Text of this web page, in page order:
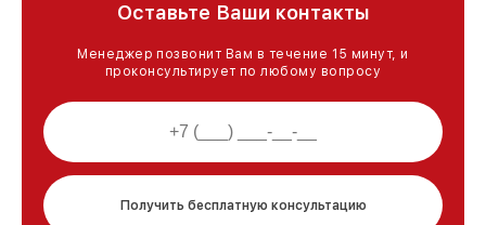
Оставьте Ваши контакты
Менеджер позвонит Вам в течение 15 минут, и
проконсультирует по любому вопросу
Получить бесплатную консультацию